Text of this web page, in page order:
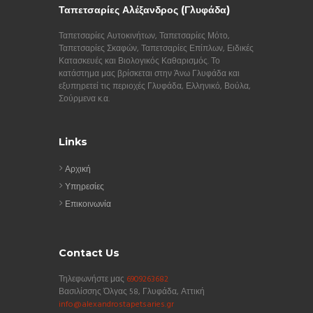
Ταπετσαρίες Αλέξανδρος (Γλυφάδα)
Ταπετσαρίες Αυτοκινήτων, Ταπετσαρίες Μότο,
Ταπετσαρίες Σκαφών, Ταπετσαρίες Επίπλων, Ειδικές
Κατασκευές και Βιολογικός Καθαρισμός. Το
κατάστημα μας βρίσκεται στην Άνω Γλυφάδα και
εξυπηρετεί τις περιοχές Γλυφάδα, Ελληνικό, Βούλα,
Σούρμενα κ.α.
Links
Αρχική
Υπηρεσίες
Επικοινωνία
Contact Us
Τηλεφωνήστε μας 6909263682
Βασιλίσσης Όλγας 58, Γλυφάδα, Αττική
info@alexandrostapetsaries.gr